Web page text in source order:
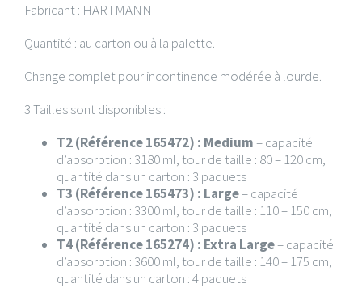
Fabricant : HARTMANN
Quantité : au carton ou à la palette.
Change complet pour incontinence modérée à lourde.
3 Tailles sont disponibles :
T2 (Référence 165472) : Medium– capacité
d’absorption : 3180 ml, tour de taille : 80 – 120 cm,
quantité dans un carton : 3 paquets
T3 (Référence 165473) : Large– capacité
d’absorption : 3300 ml, tour de taille : 110 – 150 cm,
quantité dans un carton : 3 paquets
T4 (Référence 165274) : Extra Large– capacité
d’absorption : 3600 ml, tour de taille : 140 – 175 cm,
quantité dans un carton : 4 paquets